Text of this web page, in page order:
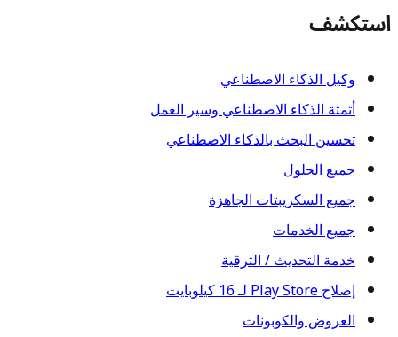
استكشف
وكيل الذكاء الاصطناعي
أتمتة الذكاء الاصطناعي وسير العمل
تحسين البحث بالذكاء الاصطناعي
جميع الحلول
جميع السكريبتات الجاهزة
جميع الخدمات
خدمة التحديث / الترقية
إصلاح Play Store لـ 16 كيلوبايت
العروض والكوبونات